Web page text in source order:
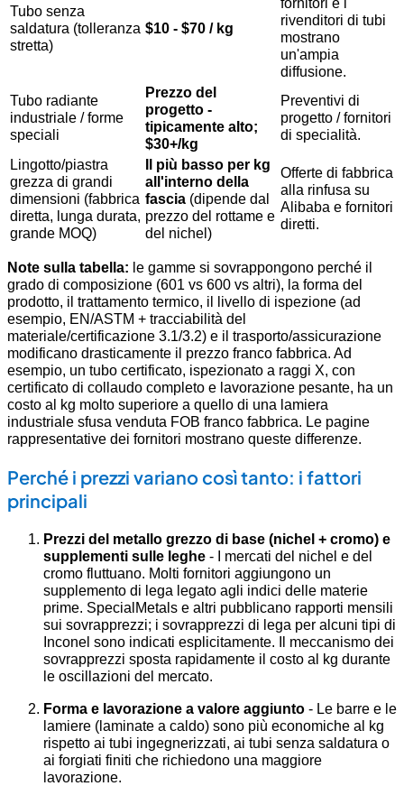
Tubo senza
saldatura (tolleranza
stretta)
$10 - $70 / kg
rivenditori di tubi
mostrano
un'ampia
diffusione.
Tubo radiante
industriale / forme
speciali
Prezzo del
progetto -
tipicamente alto;
$30+/kg
Preventivi di
progetto / fornitori
di specialità.
Lingotto/piastra
grezza di grandi
dimensioni (fabbrica
diretta, lunga durata,
grande MOQ)
Il più basso per kg
all'interno della
fascia (dipende dal
prezzo del rottame e
del nichel)
Offerte di fabbrica
alla rinfusa su
Alibaba e fornitori
diretti.
Note sulla tabella: le gamme si sovrappongono perché il
grado di composizione (601 vs 600 vs altri), la forma del
prodotto, il trattamento termico, il livello di ispezione (ad
esempio, EN/ASTM + tracciabilità del
materiale/certificazione 3.1/3.2) e il trasporto/assicurazione
modificano drasticamente il prezzo franco fabbrica. Ad
esempio, un tubo certificato, ispezionato a raggi X, con
certificato di collaudo completo e lavorazione pesante, ha un
costo al kg molto superiore a quello di una lamiera
industriale sfusa venduta FOB franco fabbrica. Le pagine
rappresentative dei fornitori mostrano queste differenze.
Perché i prezzi variano così tanto: i fattori
principali
Prezzi del metallo grezzo di base (nichel + cromo) e
supplementi sulle leghe - I mercati del nichel e del
cromo fluttuano. Molti fornitori aggiungono un
supplemento di lega legato agli indici delle materie
prime. SpecialMetals e altri pubblicano rapporti mensili
sui sovrapprezzi; i sovrapprezzi di lega per alcuni tipi di
Inconel sono indicati esplicitamente. Il meccanismo dei
sovrapprezzi sposta rapidamente il costo al kg durante
le oscillazioni del mercato.
Forma e lavorazione a valore aggiunto - Le barre e le
lamiere (laminate a caldo) sono più economiche al kg
rispetto ai tubi ingegnerizzati, ai tubi senza saldatura o
ai forgiati finiti che richiedono una maggiore
lavorazione.